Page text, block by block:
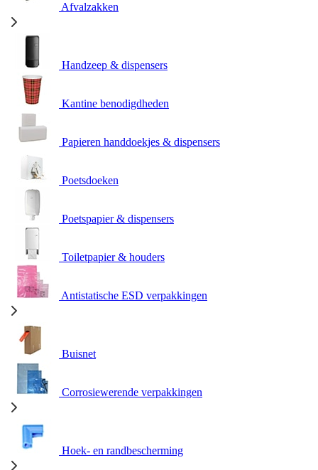
Afvalzakken
Handzeep & dispensers
Kantine benodigdheden
Papieren handdoekjes & dispensers
Poetsdoeken
Poetspapier & dispensers
Toiletpapier & houders
Antistatische ESD verpakkingen
Buisnet
Corrosiewerende verpakkingen
Hoek- en randbescherming